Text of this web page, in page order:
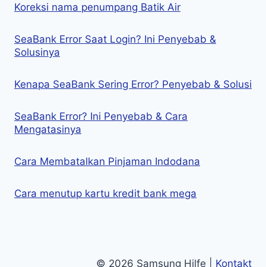
Koreksi nama penumpang Batik Air
SeaBank Error Saat Login? Ini Penyebab &
Solusinya
Kenapa SeaBank Sering Error? Penyebab & Solusi
SeaBank Error? Ini Penyebab & Cara
Mengatasinya
Cara Membatalkan Pinjaman Indodana
Cara menutup kartu kredit bank mega
© 2026 Samsung Hilfe | Kontakt